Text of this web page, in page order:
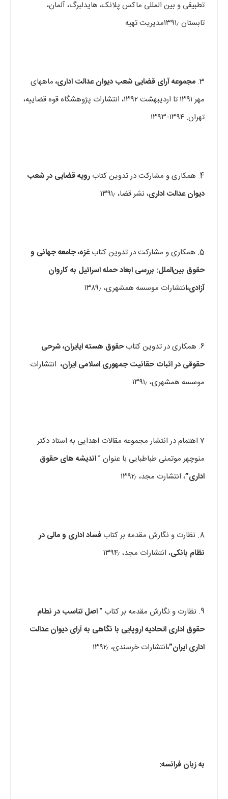
تطبیقی و بین المللی ماکس پلانک، هایدلبرگ، آلمان،
تابستان ۱۳۹۱٫مدیریت تهیه
3. مجموعه آرای قضایی شعب دیوان عدالت اداری، ماههای
مهر ۱۳۹۱ تا اردیبهشت ۱۳۹۲، انتشارات پژوهشگاه قوه قضاییه،
تهران. ۱۳۹۴-۱۳۹۳
4. همکاری و مشارکت در تدوین کتاب
رویه قضایی در شعب
دیوان عدالت اداری، نشر قضا، ۱۳۹۱٫
5. همکاری و مشارکت در تدوین کتاب
غزه، جامعه جهانی و
حقوق بین‌الملل: بررسی ابعاد حمله اسرائیل به کاروان
آزادی،انتشارات موسسه همشهری، ۱۳۸۹٫
6. همکاری در تدوین کتاب حقوق هسته ایایران، شرحی
حقوقی در اثبات حقانیت جمهوری اسلامی ایران، انتشارات
موسسه همشهری، ۱۳۹۱٫
7.اهتمام در انتشار مجموعه مقالات اهدایی به استاد دکتر
منوچهر موتمنی طباطبایی با عنوان ”اندیشه های حقوق
اداری”، انتشارت مجد، ۱۳۹۲٫
8. نظارت و نگارش مقدمه بر کتاب
فساد اداری و مالی در
نظام بانکی، انتشارات مجد، ۱۳۹۴٫
9. نظارت و نگارش مقدمه بر کتاب ”
اصل تناسب در نطام
حقوق اداری اتحادیه اروپایی با نگاهی به آرای دیوان عدالت
اداری ایران”،انتشارات خرسندی، ۱۳۹۲٫
به زبان فرانسه: